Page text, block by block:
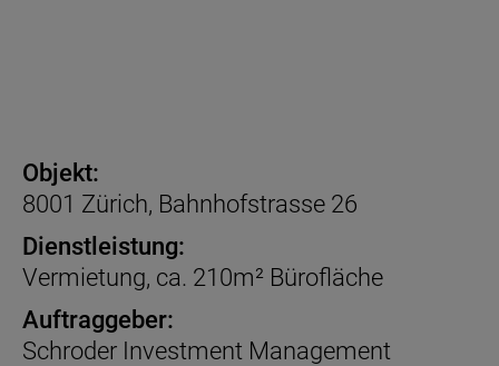
Objekt:
8001 Zürich, Bahnhofstrasse 26
Dienstleistung:
Vermietung, ca. 210m² Bürofläche
Auftraggeber:
Schroder Investment Management